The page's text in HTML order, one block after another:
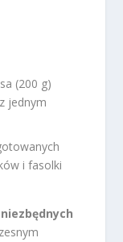
(200 g)
jednym
i fasolki